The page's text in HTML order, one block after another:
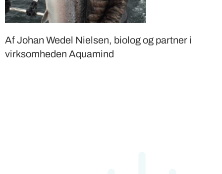
Af Johan Wedel Nielsen, biolog og partner i
virksomheden Aquamind